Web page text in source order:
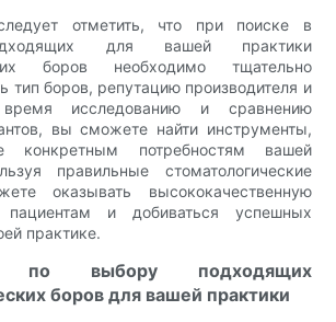
отметить, что при поиске в
для вашей практики
боров необходимо тщательно
тип боров, репутацию производителя и
исследованию и сравнению
вы сможете найти инструменты,
конкретным потребностям вашей
правильные стоматологические
оказывать высококачественную
и добиваться успешных
практике.
выбору подходящих
боров для вашей практики